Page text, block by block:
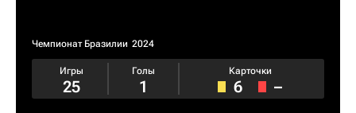
Чемпионат Бразилии 2024
Игры
25
Голы
1
Карточки
6 –